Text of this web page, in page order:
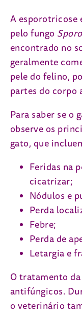
A esporotricose
pelo fungo
encontrado no
geralmente
pele do felino,
partes do corpo
Para saber se o
observe os
gato, que
Feridas na
cicatrizar;
Nódulos e
Perda
Febre;
Perda de
Letargia e
O tratamento
antifúngicos.
o veterinário